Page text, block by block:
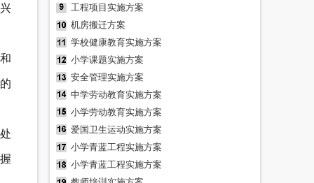
工程项目实施方案
机房搬迁方案
学校健康教育实施方案
小学课题实施方案
安全管理实施方案
中学劳动教育实施方案
小学劳动教育实施方案
爱国卫生运动实施方案
小学青蓝工程实施方案
小学青蓝工程实施方案